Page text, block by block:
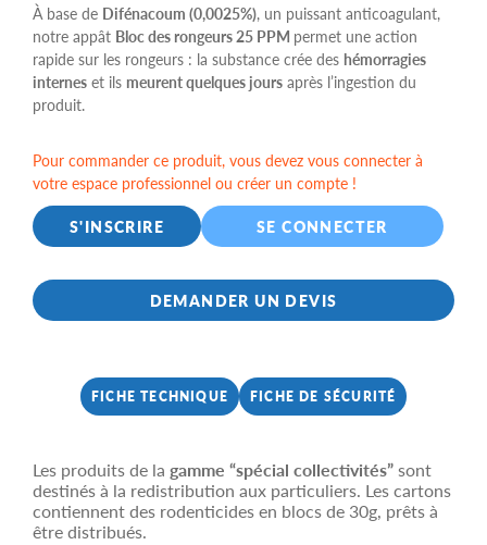
À base de Difénacoum (0,0025%), un puissant anticoagulant,
notre appât Bloc des rongeurs 25 PPM permet une action
rapide sur les rongeurs : la substance crée des hémorragies
internes et ils meurent quelques jours après l’ingestion du
produit.
Pour commander ce produit, vous devez vous connecter à
votre espace professionnel ou créer un compte !
S'INSCRIRE
SE CONNECTER
DEMANDER UN DEVIS
FICHE TECHNIQUE FICHE DE SÉCURITÉ
Les produits de la gamme “spécial collectivités”sont
destinés à la redistribution aux particuliers. Les cartons
contiennent des rodenticides en blocs de 30g, prêts à
être distribués.